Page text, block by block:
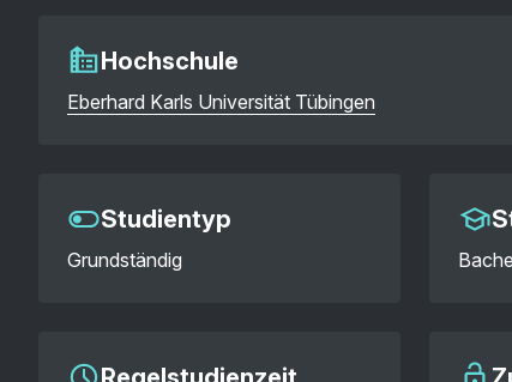
Hochschule
Eberhard Karls Universität Tübingen
Studientyp
Grundständig